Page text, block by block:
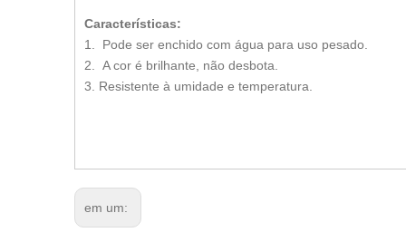
Características:
1. Pode ser enchido com água para uso pesado.
2. A cor é brilhante, não desbota.
3. Resistente à umidade e temperatura.
em um: